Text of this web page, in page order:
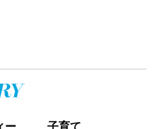
ー 子育て